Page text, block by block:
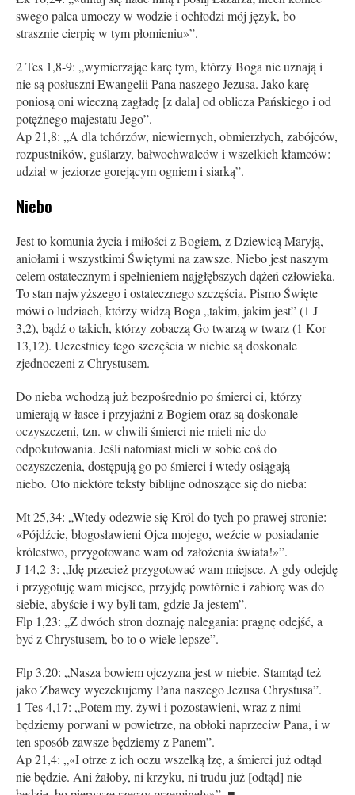
swego palca umoczy w wodzie i ochłodzi mój język, bo
strasznie cierpię w tym płomieniu»”.
2 Tes 1,8-9: „wymierzając karę tym, którzy Boga nie uznają i
nie są posłuszni Ewangelii Pana naszego Jezusa. Jako karę
poniosą oni wieczną zagładę [z dala] od oblicza Pańskiego i od
potężnego majestatu Jego”.
Ap 21,8: „A dla tchórzów, niewiernych, obmierzłych, zabójców,
rozpustników, guślarzy, bałwochwalców i wszelkich kłamców:
udział w jeziorze gorejącym ogniem i siarką”.
Niebo
Jest to komunia życia i miłości z Bogiem, z Dziewicą Maryją,
aniołami i wszystkimi Świętymi na zawsze. Niebo jest naszym
celem ostatecznym i spełnieniem najgłębszych dążeń człowieka.
To stan najwyższego i ostatecznego szczęścia. Pismo Święte
mówi o ludziach, którzy widzą Boga „takim, jakim jest” (1 J
3,2), bądź o takich, którzy zobaczą Go twarzą w twarz (1 Kor
13,12). Uczestnicy tego szczęścia w niebie są doskonale
zjednoczeni z Chrystusem.
Do nieba wchodzą już bezpośrednio po śmierci ci, którzy
umierają w łasce i przyjaźni z Bogiem oraz są doskonale
oczyszczeni, tzn. w chwili śmierci nie mieli nic do
odpokutowania. Jeśli natomiast mieli w sobie coś do
oczyszczenia, dostępują go po śmierci i wtedy osiągają
niebo. Oto niektóre teksty biblijne odnoszące się do nieba:
Mt 25,34: „Wtedy odezwie się Król do tych po prawej stronie:
«Pójdźcie, błogosławieni Ojca mojego, weźcie w posiadanie
królestwo, przygotowane wam od założenia świata!»”.
J 14,2-3: „Idę przecież przygotować wam miejsce. A gdy odejdę
i przygotuję wam miejsce, przyjdę powtórnie i zabiorę was do
siebie, abyście i wy byli tam, gdzie Ja jestem”.
Flp 1,23: „Z dwóch stron doznaję nalegania: pragnę odejść, a
być z Chrystusem, bo to o wiele lepsze”.
Flp 3,20: „Nasza bowiem ojczyzna jest w niebie. Stamtąd też
jako Zbawcy wyczekujemy Pana naszego Jezusa Chrystusa”.
1 Tes 4,17: „Potem my, żywi i pozostawieni, wraz z nimi
będziemy porwani w powietrze, na obłoki naprzeciw Pana, i w
ten sposób zawsze będziemy z Panem”.
Ap 21,4: „«I otrze z ich oczu wszelką łzę, a śmierci już odtąd
nie będzie. Ani żałoby, ni krzyku, ni trudu już [odtąd] nie